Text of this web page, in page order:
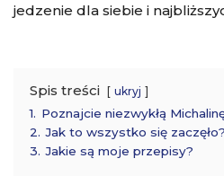
jedzenie dla siebie i
Spis treści ukryj
1. Poznajcie niezwykłą
2. Jak to wszystko się zaczęło?
3. Jakie są moje przepisy?